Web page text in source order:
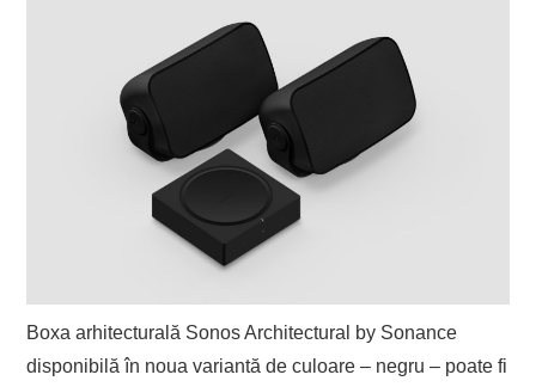
Boxa arhitecturală Sonos Architectural by Sonance
disponibilă în noua variantă de culoare – negru – poate fi